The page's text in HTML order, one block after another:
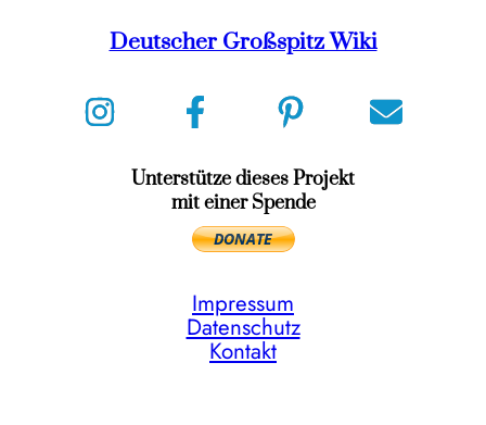
Deutscher Großspitz Wiki
Unterstütze dieses Projekt
mit einer Spende
Impressum
Datenschutz
Kontakt